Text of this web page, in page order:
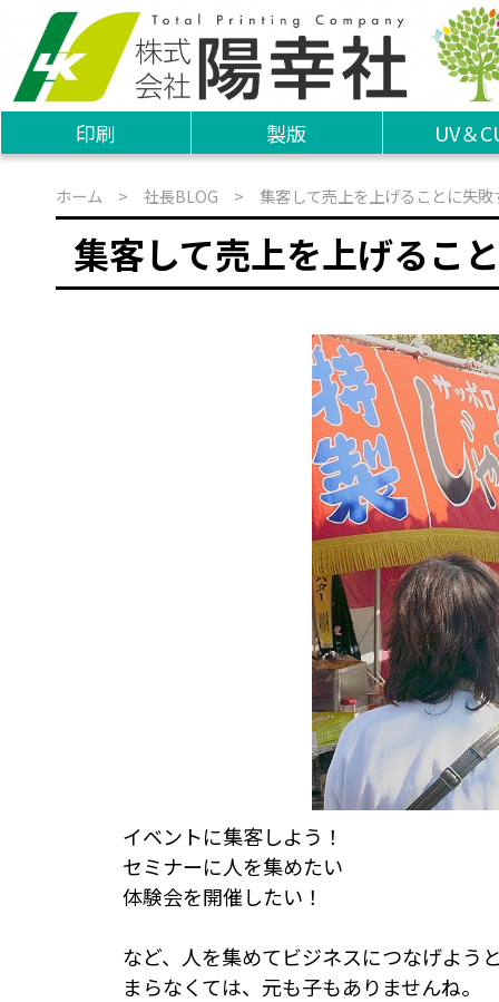
印刷 製版 UV＆
ホーム > 社長BLOG > 集客して売上を上げることに失敗
集客して売上を上げるこ
イベントに集客しよう！
セミナーに人を集めたい
体験会を開催したい！
など、人を集めてビジネスにつなげよう
まらなくては、元も子もありませんね。